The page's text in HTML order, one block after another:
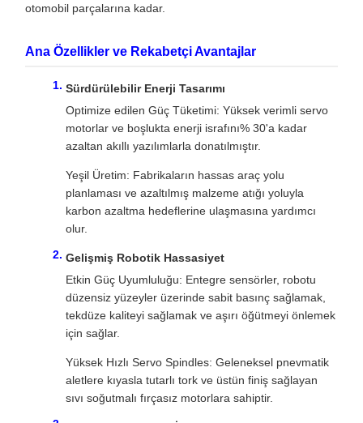
otomobil parçalarına kadar.
Ana Özellikler ve Rekabetçi Avantajlar
Sürdürülebilir Enerji Tasarımı
Optimize edilen Güç Tüketimi: Yüksek verimli servo
motorlar ve boşlukta enerji israfını% 30'a kadar
azaltan akıllı yazılımlarla donatılmıştır.
Yeşil Üretim: Fabrikaların hassas araç yolu
planlaması ve azaltılmış malzeme atığı yoluyla
karbon azaltma hedeflerine ulaşmasına yardımcı
olur.
Gelişmiş Robotik Hassasiyet
Etkin Güç Uyumluluğu: Entegre sensörler, robotu
düzensiz yüzeyler üzerinde sabit basınç sağlamak,
tekdüze kaliteyi sağlamak ve aşırı öğütmeyi önlemek
için sağlar.
Yüksek Hızlı Servo Spindles: Geleneksel pnevmatik
aletlere kıyasla tutarlı tork ve üstün finiş sağlayan
sıvı soğutmalı fırçasız motorlara sahiptir.